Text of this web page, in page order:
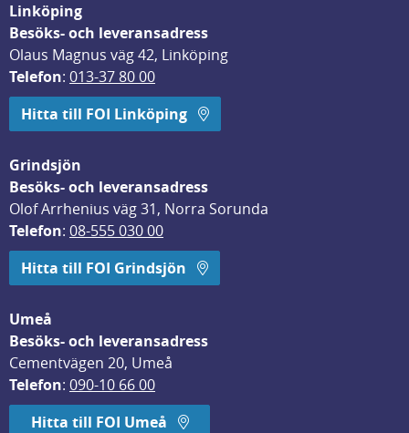
Linköping
Besöks- och leveransadress
Olaus Magnus väg 42, Linköping
Telefon: 013-37 80 00
Hitta till FOI Linköping
Grindsjön
Besöks- och leveransadress
Olof Arrhenius väg 31, Norra Sorunda
Telefon: 08-555 030 00
Hitta till FOI Grindsjön
Umeå
Besöks- och leveransadress
Cementvägen 20, Umeå
Telefon: 090-10 66 00
Hitta till FOI Umeå